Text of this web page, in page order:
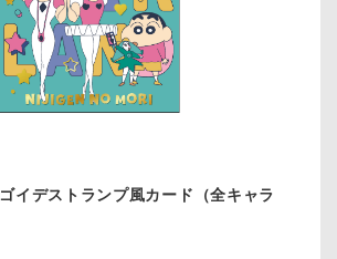
イデストランプ風カード（全キャラ